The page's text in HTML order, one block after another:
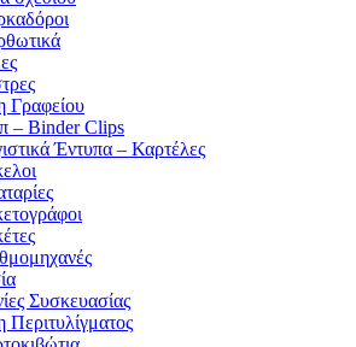
Γραφείου
– Binder Clips
Έντυπα – Καρτέλες
Συσκευασίας
Περιτυλίγματος